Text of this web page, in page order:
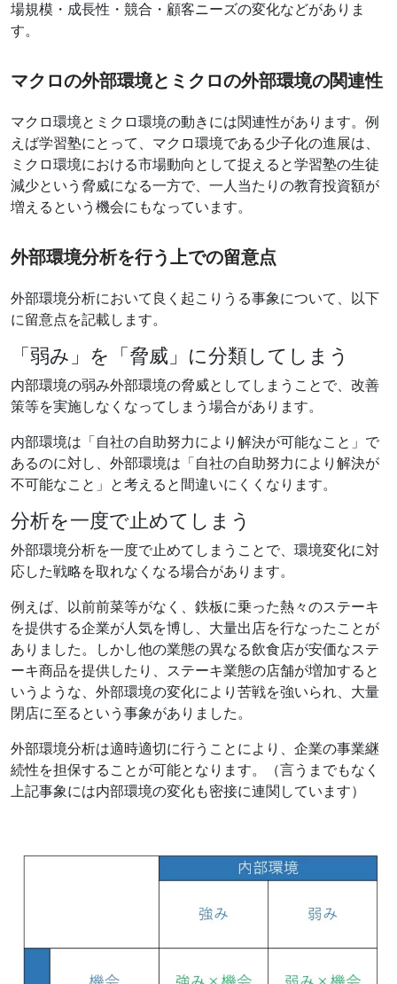
場規模・成長性・競合・顧客ニーズの変化などがありま
す。
マクロの外部環境とミクロの外部環境の関連性
マクロ環境とミクロ環境の動きには関連性があります。例
えば学習塾にとって、マクロ環境である少子化の進展は、
ミクロ環境における市場動向として捉えると学習塾の生徒
減少という脅威になる一方で、一人当たりの教育投資額が
増えるという機会にもなっています。
外部環境分析を行う上での留意点
外部環境分析において良く起こりうる事象について、以下
に留意点を記載します。
「弱み」を「脅威」に分類してしまう
内部環境の弱み外部環境の脅威としてしまうことで、改善
策等を実施しなくなってしまう場合があります。
内部環境は「自社の自助努力により解決が可能なこと」で
あるのに対し、外部環境は「自社の自助努力により解決が
不可能なこと」と考えると間違いにくくなります。
分析を一度で止めてしまう
外部環境分析を一度で止めてしまうことで、環境変化に対
応した戦略を取れなくなる場合があります。
例えば、以前前菜等がなく、鉄板に乗った熱々のステーキ
を提供する企業が人気を博し、大量出店を行なったことが
ありました。しかし他の業態の異なる飲食店が安価なステ
ーキ商品を提供したり、ステーキ業態の店舗が増加すると
いうような、外部環境の変化により苦戦を強いられ、大量
閉店に至るという事象がありました。
外部環境分析は適時適切に行うことにより、企業の事業継
続性を担保することが可能となります。（言うまでもなく
上記事象には内部環境の変化も密接に連関しています）